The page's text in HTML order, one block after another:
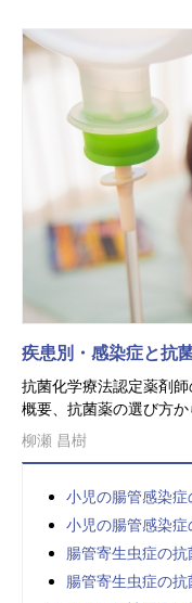
疾患別・感染症と抗
抗菌化学療法認定薬剤
概要、抗菌薬の選び方
柳瀬 昌樹
小児の腸管感染症
小児の腸管感染症
腸管寄生虫症の抗
腸管寄生虫症の抗